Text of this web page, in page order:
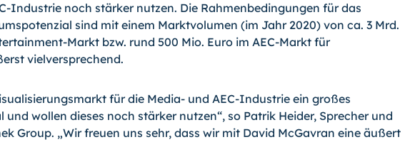
Industrie noch stärker nutzen. Die Rahmenbedingungen für das
sind mit einem Marktvolumen (im Jahr 2020) von ca. 3 Mrd.
Markt bzw. rund 500 Mio. Euro im AEC-Markt für
vielversprechend.
für die Media- und AEC-Industrie ein großes
wollen dieses noch stärker nutzen“, so Patrik Heider, Sprecher und
Group. „Wir freuen uns sehr, dass wir mit David McGavran eine äußert